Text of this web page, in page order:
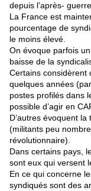
depuis l’après- guerre.
La France est
pourcentage de
le moins élevé.
On évoque parfois
baisse de la
Certains considèrent
quelques années
postes profilés dans
possible d’agir en
D’autres évoquent
(militants peu
révolutionnaire).
Dans certains pays,
sont eux qui versent
En ce qui concerne
syndiqués sont des